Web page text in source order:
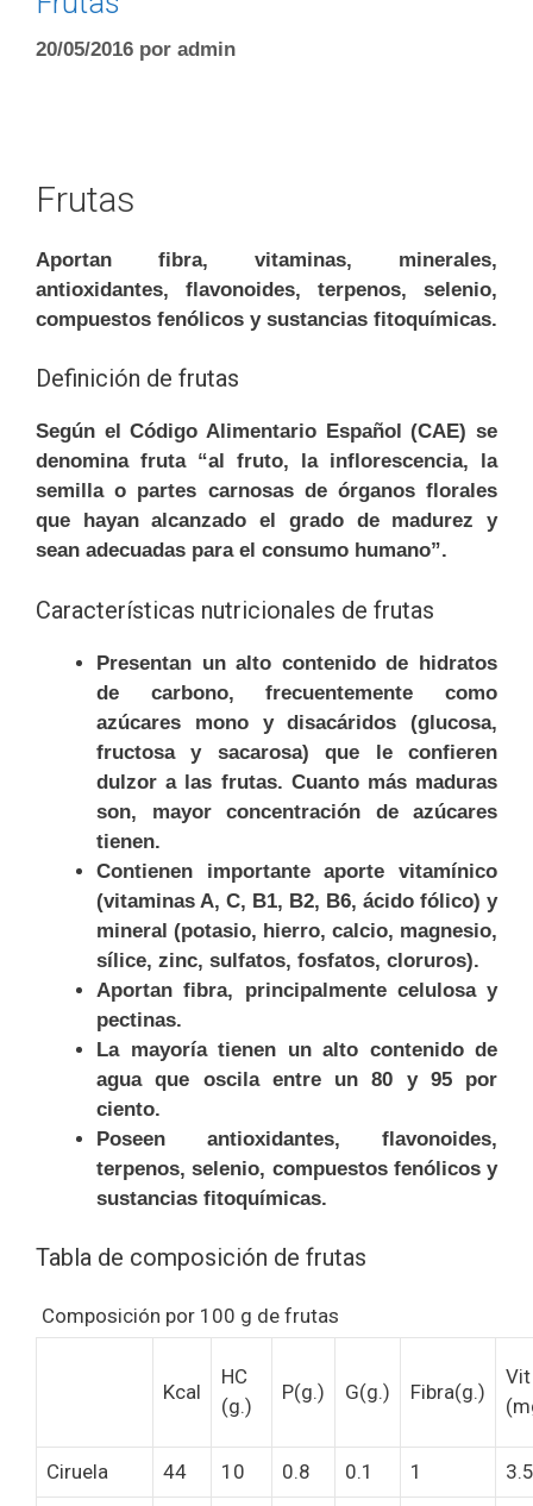
20/05/2016 por admin
Frutas
Aportan fibra, vitaminas, minerales,
antioxidantes, flavonoides, terpenos, selenio,
compuestos fenólicos y sustancias fitoquímicas.
Definición de frutas
Según el Código Alimentario Español (CAE) se
denomina fruta “al fruto, la inflorescencia, la
semilla o partes carnosas de órganos florales
que hayan alcanzado el grado de madurez y
sean adecuadas para el consumo humano”.
Características nutricionales de frutas
Presentan un alto contenido de hidratos
de carbono, frecuentemente como
azúcares mono y disacáridos (glucosa,
fructosa y sacarosa) que le confieren
dulzor a las frutas. Cuanto más maduras
son, mayor concentración de azúcares
tienen.
Contienen importante aporte vitamínico
(vitaminas A, C, B1, B2, B6, ácido fólico) y
mineral (potasio, hierro, calcio, magnesio,
sílice, zinc, sulfatos, fosfatos, cloruros).
Aportan fibra, principalmente celulosa y
pectinas.
La mayoría tienen un alto contenido de
agua que oscila entre un 80 y 95 por
ciento.
Poseen antioxidantes, flavonoides,
terpenos, selenio, compuestos fenólicos y
sustancias fitoquímicas.
Tabla de composición de frutas
Composición por 100 g de frutas
Kcal
HC
(g.)
P(g.) G(g.) Fibra(g.)
Vit
Ciruela 44 10 0.8 0.1 1 3.5